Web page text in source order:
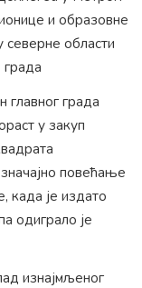
и образовне
северне области
главног града
у закуп
повећање
када је издато
одиграло је
изнајмљеног